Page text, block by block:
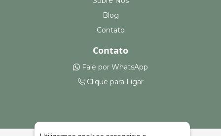
Blog
Contato
Contato
Fale por WhatsApp
Clique para Ligar